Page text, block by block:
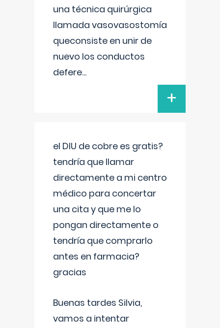
una técnica quirúrgica
llamada vasovasostomía
queconsiste en unir de
nuevo los conductos
defere...
+
el DIU de cobre es gratis?
tendría que llamar
directamente a mi centro
médico para concertar
una cita y que me lo
pongan directamente o
tendría que comprarlo
antes en farmacia?
gracias
Buenas tardes Silvia,
vamos a intentar